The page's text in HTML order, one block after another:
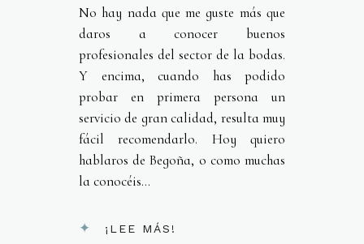
No hay nada que me guste más que
daros a conocer buenos
profesionales del sector de la bodas.
Y encima, cuando has podido
probar en primera persona un
servicio de gran calidad, resulta muy
fácil recomendarlo. Hoy quiero
hablaros de Begoña, o como muchas
la conocéis...
¡LEE MÁS!